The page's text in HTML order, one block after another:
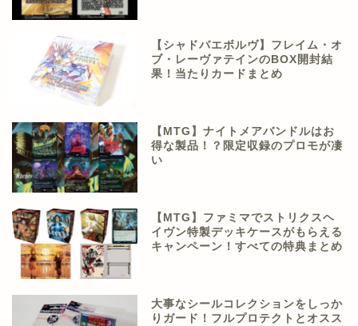
【シャドバエボルヴ】フレイム・オ
ブ・レーヴァテインのBOX開封結
果！当たりカードまとめ
【MTG】ナイトメアバンドルはお
得な製品！？限定収録のプロモが凄
い
【MTG】ファミマでストリクスヘ
イヴン特製デッキケースがもらえる
キャンペーン！すべての特典まとめ
大事なシールコレクションをしっか
りガード！フルプロテクトとオスス